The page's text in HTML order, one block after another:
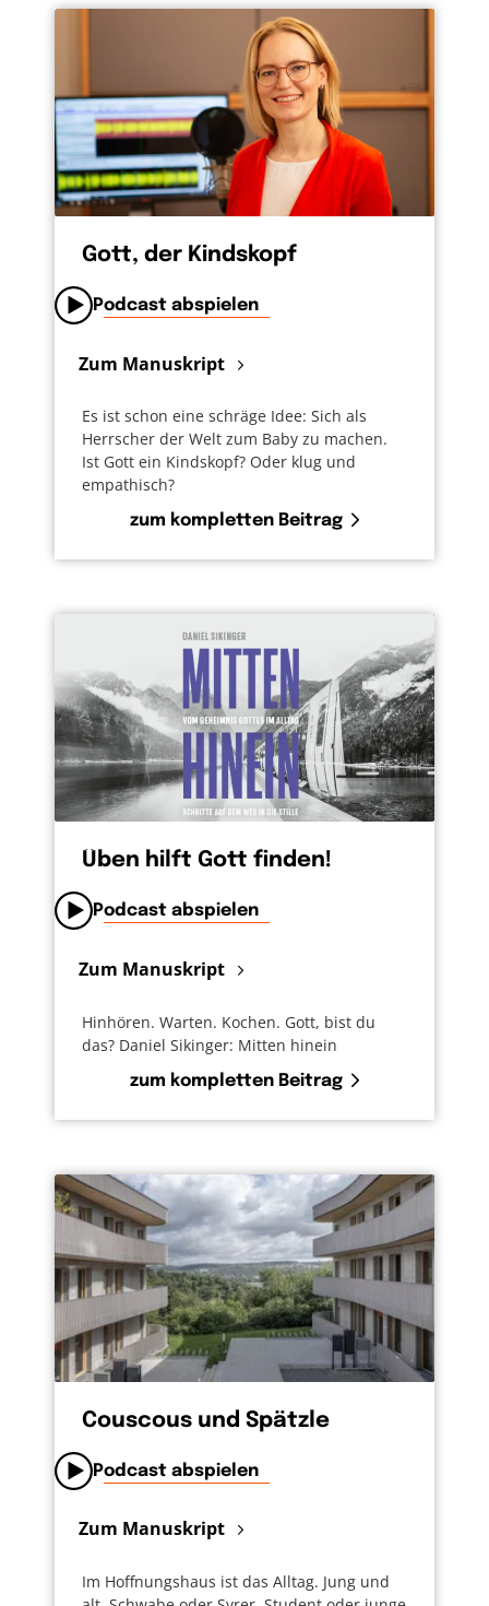
Gott, der Kindskopf
Podcast abspielen
Zum Manuskript
Es ist schon eine schräge Idee: Sich als
Herrscher der Welt zum Baby zu machen.
Ist Gott ein Kindskopf? Oder klug und
empathisch?
zum kompletten Beitrag
Üben hilft Gott finden!
Podcast abspielen
Zum Manuskript
Hinhören. Warten. Kochen. Gott, bist du
das? Daniel Sikinger: Mitten hinein
zum kompletten Beitrag
Couscous und Spätzle
Podcast abspielen
Zum Manuskript
Im Hoffnungshaus ist das Alltag. Jung und